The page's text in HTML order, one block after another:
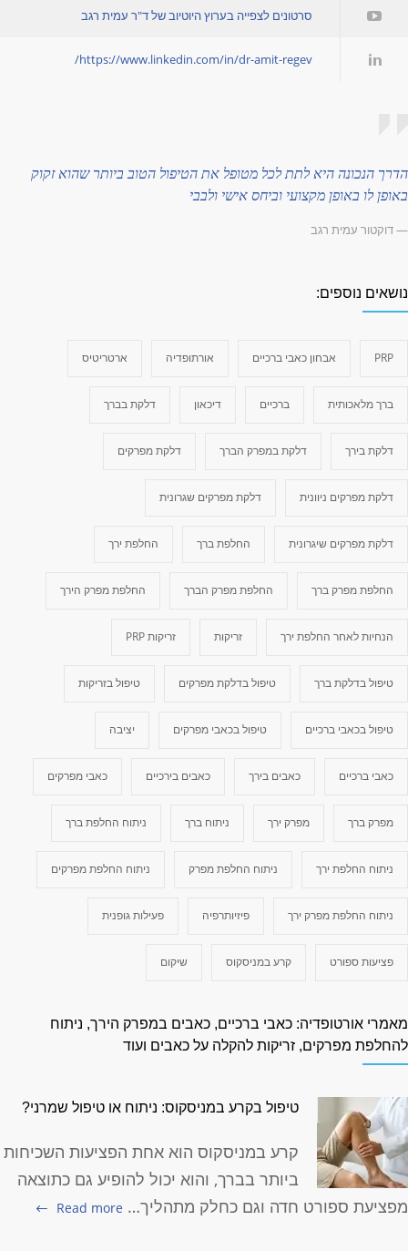
סרטונים לצפייה בערוץ היוטיוב של ד"ר עמית רגב
https://www.linkedin.com/in/dr-amit-regev/
הדרך הנכונה היא לתת לכל מטופל את הטיפול הטוב ביותר שהוא זקוק
באופן לו באופן מקצועי וביחס אישי ולבבי
— דוקטור עמית רגב
נושאים נוספים:
PRP אבחון כאבי ברכיים אורתופדיה ארטריטיס
ברך מלאכותית ברכיים דיכאון דלקת בברך
דלקת בירך דלקת במפרק הברך דלקת מפרקים
דלקת מפרקים ניוונית דלקת מפרקים שגרונית
דלקת מפרקים שיגרונית החלפת ברך החלפת ירך
החלפת מפרק ברך החלפת מפרק הברך החלפת מפרק הירך
הנחיות לאחר החלפת ירך זריקות זריקות PRP
טיפול בדלקת ברך טיפול בדלקת מפרקים טיפול בזריקות
טיפול בכאבי ברכיים טיפול בכאבי מפרקים יציבה
כאבי ברכיים כאבים בירך כאבים בירכיים כאבי מפרקים
מפרק ברך מפרק ירך ניתוח ברך ניתוח החלפת ברך
ניתוח החלפת ירך ניתוח החלפת מפרק ניתוח החלפת מפרקים
ניתוח החלפת מפרק ירך פיזיותרפיה פעילות גופנית
פציעות ספורט קרע במניסקוס שיקום
מאמרי אורטופדיה: כאבי ברכיים, כאבים במפרק הירך, ניתוח
להחלפת מפרקים, זריקות להקלה על כאבים ועוד
טיפול בקרע במניסקוס: ניתוח או טיפול שמרני?
קרע במניסקוס הוא אחת הפציעות השכיחות
ביותר בברך, והוא יכול להופיע גם כתוצאה
מפציעת ספורט חדה וגם כחלק מתהליך… Read more